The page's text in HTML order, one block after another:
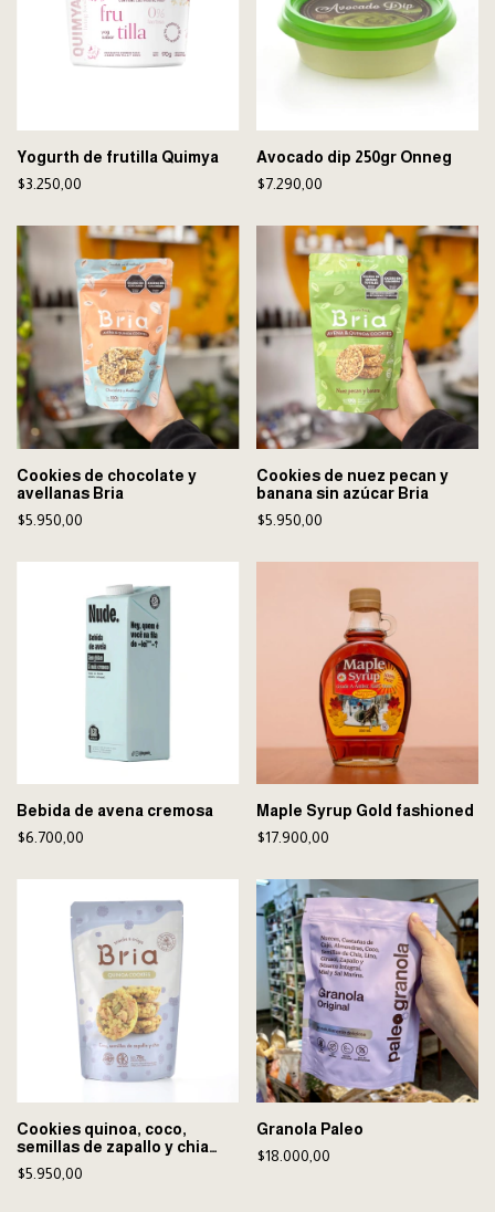
Yogurth de frutilla Quimya
$3.250,00
Avocado dip 250gr Onneg
$7.290,00
Cookies de chocolate y
avellanas Bria
$5.950,00
Cookies de nuez pecan y
banana sin azúcar Bria
$5.950,00
Bebida de avena cremosa
$6.700,00
Maple Syrup Gold fashioned
$17.900,00
Cookies quinoa, coco,
semillas de zapallo y chia
Bria
$5.950,00
Granola Paleo
$18.000,00